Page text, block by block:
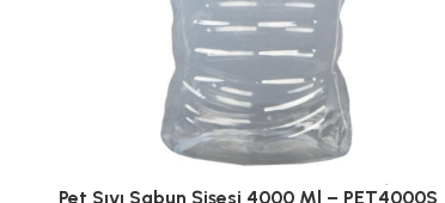
Pet Sıvı Sabun Şişesi 4000 Ml – PET4000S